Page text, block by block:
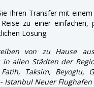
Ihren Transfer mit
zu einer einfachen,
Lösung.
von zu Hause
in allen Städten der
Taksim, Beyoglu,
Istanbul Neuer